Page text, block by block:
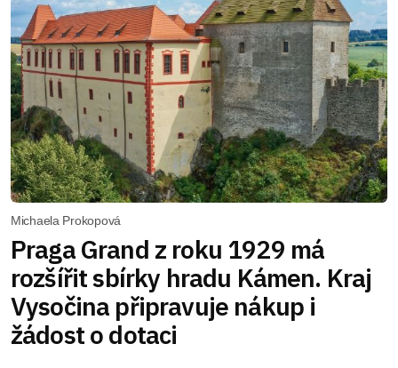
Michaela Prokopová
Praga Grand z roku 1929 má
rozšířit sbírky hradu Kámen. Kraj
Vysočina připravuje nákup i
žádost o dotaci